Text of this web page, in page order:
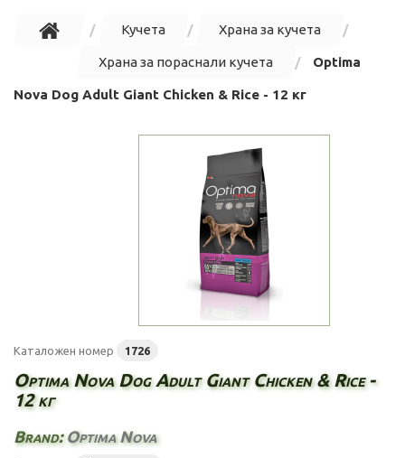
Кучета Храна за кучета
Храна за пораснали кучета Optima
Nova Dog Adult Giant Chicken & Rice - 12 кг
Каталожен номер 1726
Optima Nova Dog Adult Giant Chicken & Rice -
12 кг
Brand:Optima Nova